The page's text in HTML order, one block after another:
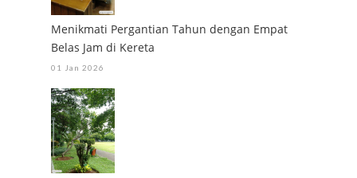
Menikmati Pergantian Tahun dengan Empat
Belas Jam di Kereta
01 Jan 2026